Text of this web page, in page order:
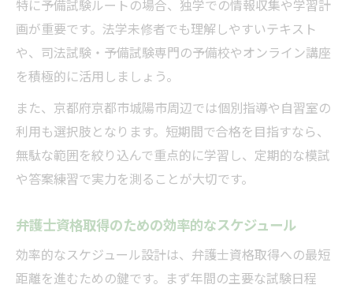
特に予備試験ルートの場合、独学での情報収集や学習計
画が重要です。法学未修者でも理解しやすいテキスト
や、司法試験・予備試験専門の予備校やオンライン講座
を積極的に活用しましょう。
また、京都府京都市城陽市周辺では個別指導や自習室の
利用も選択肢となります。短期間で合格を目指すなら、
無駄な範囲を絞り込んで重点的に学習し、定期的な模試
や答案練習で実力を測ることが大切です。
弁護士資格取得のための効率的なスケジュール
効率的なスケジュール設計は、弁護士資格取得への最短
距離を進むための鍵です。まず年間の主要な試験日程